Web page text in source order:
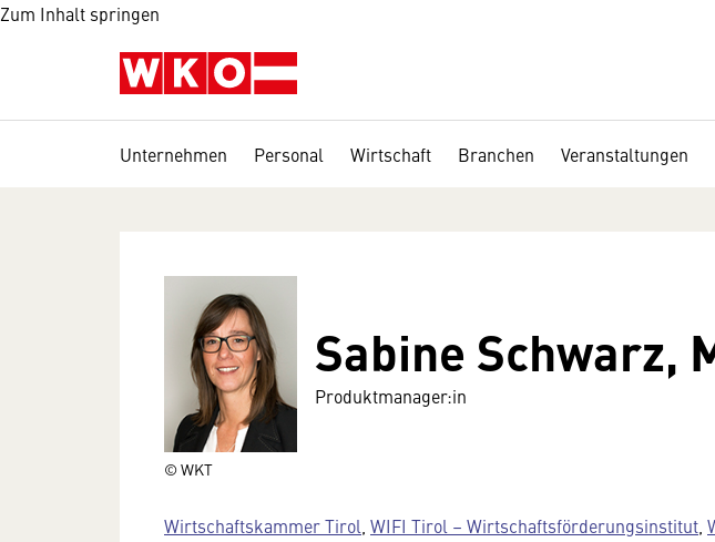
Zum Inhalt springen
Unternehmen Personal Wirtschaft Branchen Veranstaltungen
© WKT
Sabine Schwarz,
Produktmanager:in
Wirtschaftskammer Tirol WIFI Tirol – Wirtschaftsförderungsinstitut